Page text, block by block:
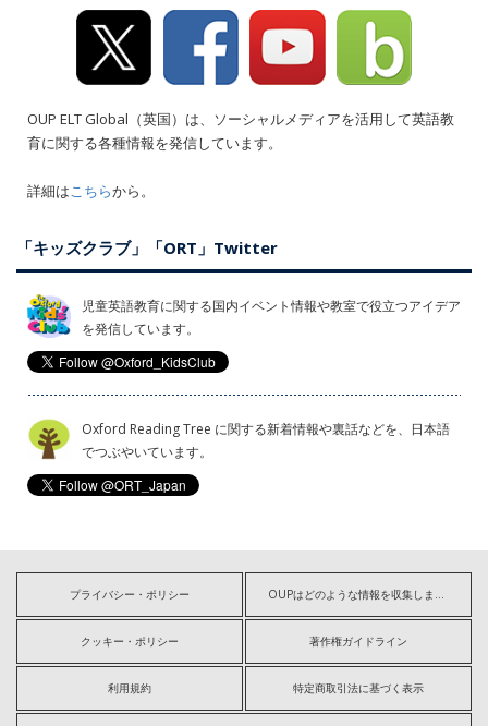
OUP ELT Global（英国）は、ソーシャルメディアを活用して英語教
育に関する各種情報を発信しています。
詳細はこちらから。
「キッズクラブ」「ORT」Twitter
児童英語教育に関する国内イベント情報や教室で役立つアイデア
を発信しています。
Oxford Reading Tree に関する新着情報や裏話などを、日本語
でつぶやいています。
プライバシー・ポリシー
クッキー・ポリシー 著作権ガイドライン
利用規約 特定商取引法に基づく表示